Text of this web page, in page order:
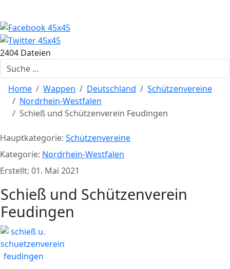
2404 Dateien
Suchen
Home Wappen Deutschland
Schützenvereine
Nordrhein-Westfalen
Schieß und Schützenverein Feudingen
Hauptkategorie: Schützenvereine
Kategorie: Nordrhein-Westfalen
Erstellt: 01. Mai 2021
Schieß und Schützenverein
Feudingen